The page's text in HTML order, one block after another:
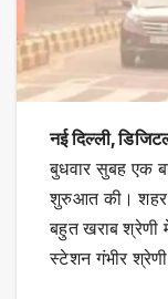
नई दिल्ली,
बुधवार सुबह एक
शुरुआत की। शहर
बहुत खराब श्रेणी
स्टेशन गंभीर